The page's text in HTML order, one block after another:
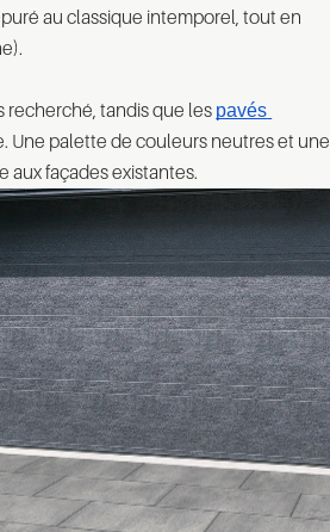
au classique intemporel, tout en
recherché, tandis que les pavés
Une palette de couleurs neutres et une
aux façades existantes.